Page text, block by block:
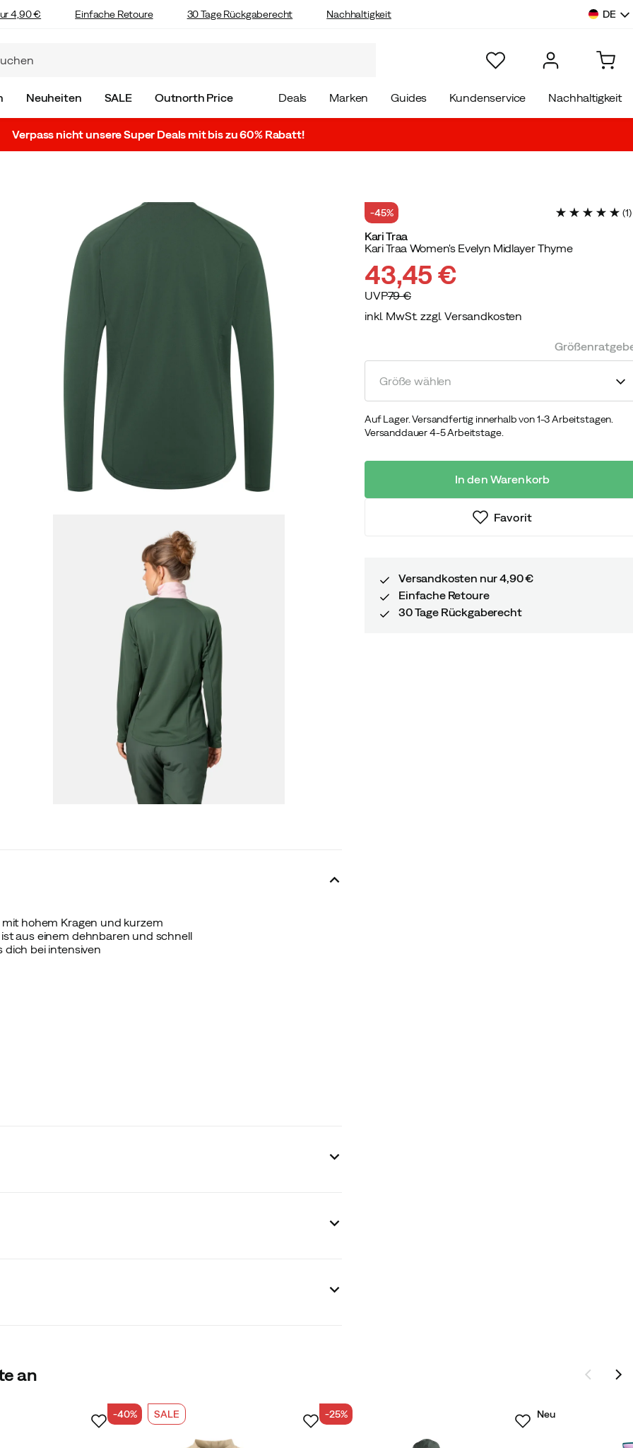
4,90 € Einfache Retoure 30 Tage Rückgaberecht Nachhaltigkeit DE
Neuheiten SALE Outnorth Price Deals Marken Guides Kundenservice Nachhaltigkeit
Verpass nicht unsere Super Deals mit bis zu 60% Rabatt!
mit hohem Kragen und kurzem
aus einem dehnbaren und schnell
dich bei intensiven
-45% (1)
Kari Traa
Kari Traa Women's Evelyn Midlayer Thyme
discounted
43,45 €
original
UVP79 €
inkl. MwSt. zzgl. Versandkosten
Größe wählen
Auf Lager. Versandfertig innerhalb von 1-3 Arbeitstagen.
Versanddauer 4-5 Arbeitstage.
In den Warenkorb
Favorit
Versandkosten nur 4,90 €
Einfache Retoure
30 Tage Rückgaberecht
an
-40% SALE -25% Neu